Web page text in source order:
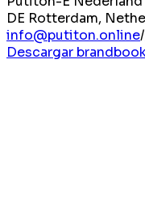
DE Rotterdam,
info@putiton.online/
Descargar